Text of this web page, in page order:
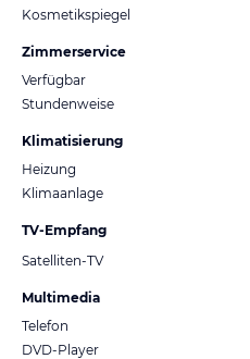
Kosmetikspiegel
Zimmerservice
Verfügbar
Stundenweise
Klimatisierung
Heizung
Klimaanlage
TV-Empfang
Satelliten-TV
Multimedia
Telefon
DVD-Player